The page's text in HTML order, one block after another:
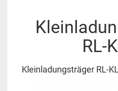
RL-
Kleinladungsträger RL-